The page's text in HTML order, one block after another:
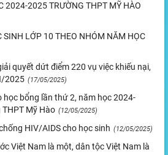
2024-2025 TRƯỜNG THPT MỸ HÀO
SINH LỚP 10 THEO NHÓM NĂM HỌC
quyết dứt điểm 220 vụ việc khiếu nại,
2025 (17/05/2025)
học bổng lần thứ 2, năm học 2024-
Mỹ Hào (12/05/2025)
HIV/AIDS cho học sinh (12/05/2025)
Việt Nam là một, dân tộc Việt Nam là